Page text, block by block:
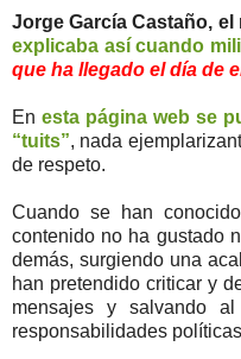
Jorge García Castaño, el
explicaba así cuando
que ha llegado el día de
En esta página web se
“tuits”, nada
de respeto.
Cuando se han
contenido no ha gustado
demás, surgiendo una
han pretendido criticar y
mensajes y salvando
responsabilidades